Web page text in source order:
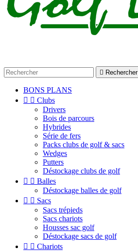
 Rechercher
BONS PLANS
  Clubs
Drivers
Bois de parcours
Hybrides
Série de fers
Packs clubs de golf & sacs
Wedges
Putters
Déstockage clubs de golf
  Balles
Déstockage balles de golf
  Sacs
Sacs trépieds
Sacs chariots
Housses sac golf
Déstockage sacs de golf
  Chariots